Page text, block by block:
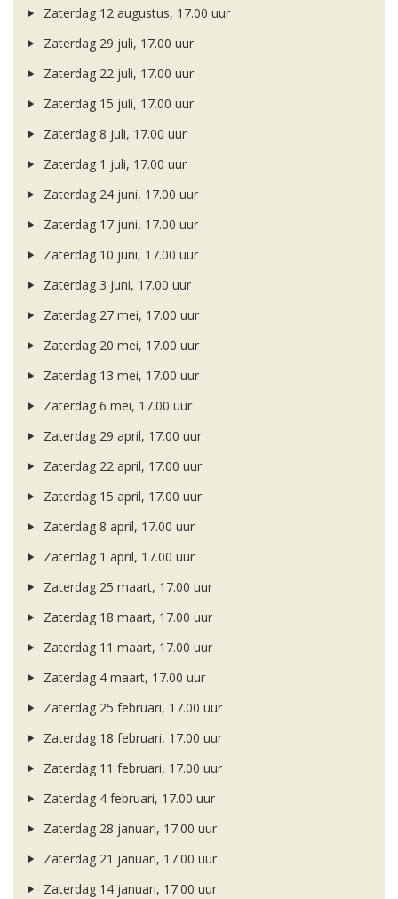
Zaterdag 12 augustus, 17.00 uur
Zaterdag 29 juli, 17.00 uur
Zaterdag 22 juli, 17.00 uur
Zaterdag 15 juli, 17.00 uur
Zaterdag 8 juli, 17.00 uur
Zaterdag 1 juli, 17.00 uur
Zaterdag 24 juni, 17.00 uur
Zaterdag 17 juni, 17.00 uur
Zaterdag 10 juni, 17.00 uur
Zaterdag 3 juni, 17.00 uur
Zaterdag 27 mei, 17.00 uur
Zaterdag 20 mei, 17.00 uur
Zaterdag 13 mei, 17.00 uur
Zaterdag 6 mei, 17.00 uur
Zaterdag 29 april, 17.00 uur
Zaterdag 22 april, 17.00 uur
Zaterdag 15 april, 17.00 uur
Zaterdag 8 april, 17.00 uur
Zaterdag 1 april, 17.00 uur
Zaterdag 25 maart, 17.00 uur
Zaterdag 18 maart, 17.00 uur
Zaterdag 11 maart, 17.00 uur
Zaterdag 4 maart, 17.00 uur
Zaterdag 25 februari, 17.00 uur
Zaterdag 18 februari, 17.00 uur
Zaterdag 11 februari, 17.00 uur
Zaterdag 4 februari, 17.00 uur
Zaterdag 28 januari, 17.00 uur
Zaterdag 21 januari, 17.00 uur
Zaterdag 14 januari, 17.00 uur